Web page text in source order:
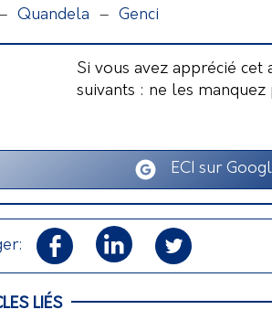
Quandela – Genci
Si vous avez apprécié cet
suivants : ne les manquez
ECI sur
LIÉS